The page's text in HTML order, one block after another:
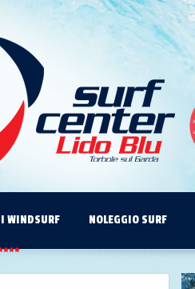
WINDSURF NOLEGGIO SURF
****